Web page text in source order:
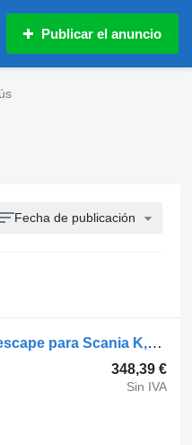
Publicar el anuncio
Fecha de publicación
SCANIA,BEHR K-Series (01.06-) 2072977 recirculación de gases de escape para Scania K,N,F-series bus (2006-) autobús
348,39 €
Sin IVA